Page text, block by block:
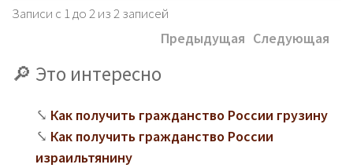
Записи с 1 до 2 из 2 записей
Предыдущая Следующая
Это интересно
Как получить гражданство России грузину
Как получить гражданство России
израильтянину